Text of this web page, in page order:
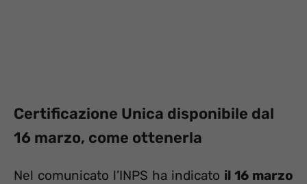
Certificazione Unica disponibile dal
16 marzo, come ottenerla
Nel comunicato l’INPS ha indicato il 16 marzo